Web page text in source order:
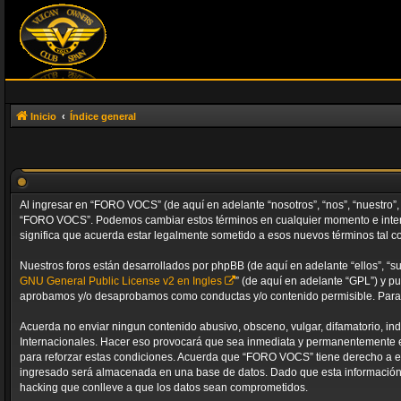
Inicio Índice general
Al ingresar en “FORO VOCS” (de aquí en adelante “nosotros”, “nos”,
“FORO VOCS”. Podemos cambiar estos términos en cualquier momento e
significa que acuerda estar legalmente sometido a esos nuevos términos tal
Nuestros foros están desarrollados por phpBB (de aquí en adelante “ellos”,
GNU General Public License v2 en Ingles
” (de aquí en adelante “GPL”) y
aprobamos y/o desaprobamos como conductas y/o contenido permisible.
Acuerda no enviar ningun contenido abusivo, obsceno, vulgar, difamatorio,
Internacionales. Hacer eso provocará que sea inmediata y
para reforzar estas condiciones. Acuerda que “FORO VOCS” tiene derecho
ingresado será almacenada en una base de datos. Dado que esta
hacking que conlleve a que los datos sean comprometidos.